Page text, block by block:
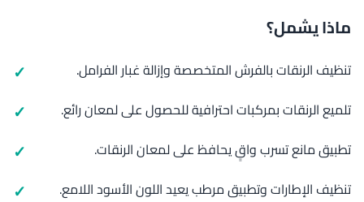
ماذا يشمل؟
تنظيف الرنقات بالفرش المتخصصة وإزالة غبار الفرامل.
تلميع الرنقات بمركبات احترافية للحصول على لمعان رائع.
تطبيق مانع تسرب واقٍ يحافظ على لمعان الرنقات.
تنظيف الإطارات وتطبيق مرطب يعيد اللون الأسود اللامع.